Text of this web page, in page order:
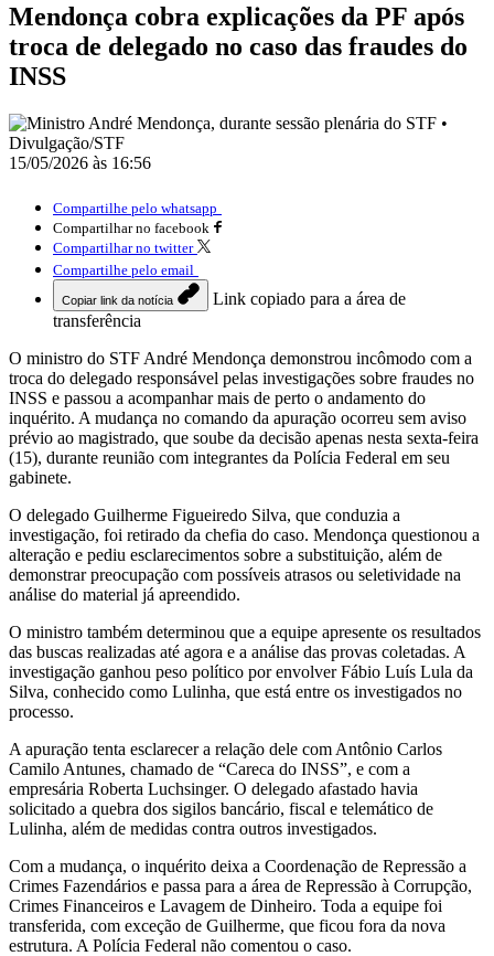
Mendonça cobra explicações da PF após
troca de delegado no caso das fraudes do
INSS
15/05/2026 às 16:56
Compartilhe pelo whatsapp
Compartilhar no facebook
Compartilhar no twitter
Compartilhe pelo email
Copiar link da notícia
Link copiado para a área de
transferência
O ministro do STF André Mendonça demonstrou incômodo com a
troca do delegado responsável pelas investigações sobre fraudes no
INSS e passou a acompanhar mais de perto o andamento do
inquérito. A mudança no comando da apuração ocorreu sem aviso
prévio ao magistrado, que soube da decisão apenas nesta sexta-feira
(15), durante reunião com integrantes da Polícia Federal em seu
gabinete.
O delegado Guilherme Figueiredo Silva, que conduzia a
investigação, foi retirado da chefia do caso. Mendonça questionou a
alteração e pediu esclarecimentos sobre a substituição, além de
demonstrar preocupação com possíveis atrasos ou seletividade na
análise do material já apreendido.
O ministro também determinou que a equipe apresente os resultados
das buscas realizadas até agora e a análise das provas coletadas. A
investigação ganhou peso político por envolverFábio Luís Lula da
Silva, conhecido como Lulinha, que está entre os investigados no
processo.
A apuração tenta esclarecer a relação dele com Antônio Carlos
Camilo Antunes, chamado de “Careca do INSS”, e com a
empresária Roberta Luchsinger. O delegado afastado havia
solicitado a quebra dos sigilos bancário, fiscal e telemático de
Lulinha, além de medidas contra outros investigados.
Com a mudança, o inquérito deixa a Coordenação de Repressão a
Crimes Fazendários e passa para a área de Repressão à Corrupção,
Crimes Financeiros e Lavagem de Dinheiro. Toda a equipe foi
transferida, com exceção de Guilherme, que ficou fora da nova
estrutura. A Polícia Federal não comentou o caso.